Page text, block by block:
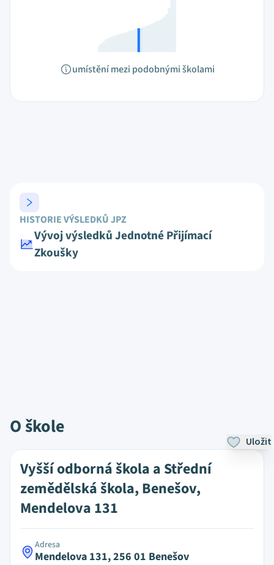
umístění mezi podobnými školami
HISTORIE VÝSLEDKŮ JPZ
Vývoj výsledků Jednotné Přijímací
Zkoušky
O škole
Uložit
Vyšší odborná škola a Střední
zemědělská škola, Benešov,
Mendelova 131
Adresa
Mendelova 131, 256 01 Benešov